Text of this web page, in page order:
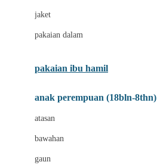
Cottonseeds
Crane
jaket
pakaian dalam
pakaian ibu hamil
anak perempuan (18bln-8thn)
atasan
bawahan
gaun